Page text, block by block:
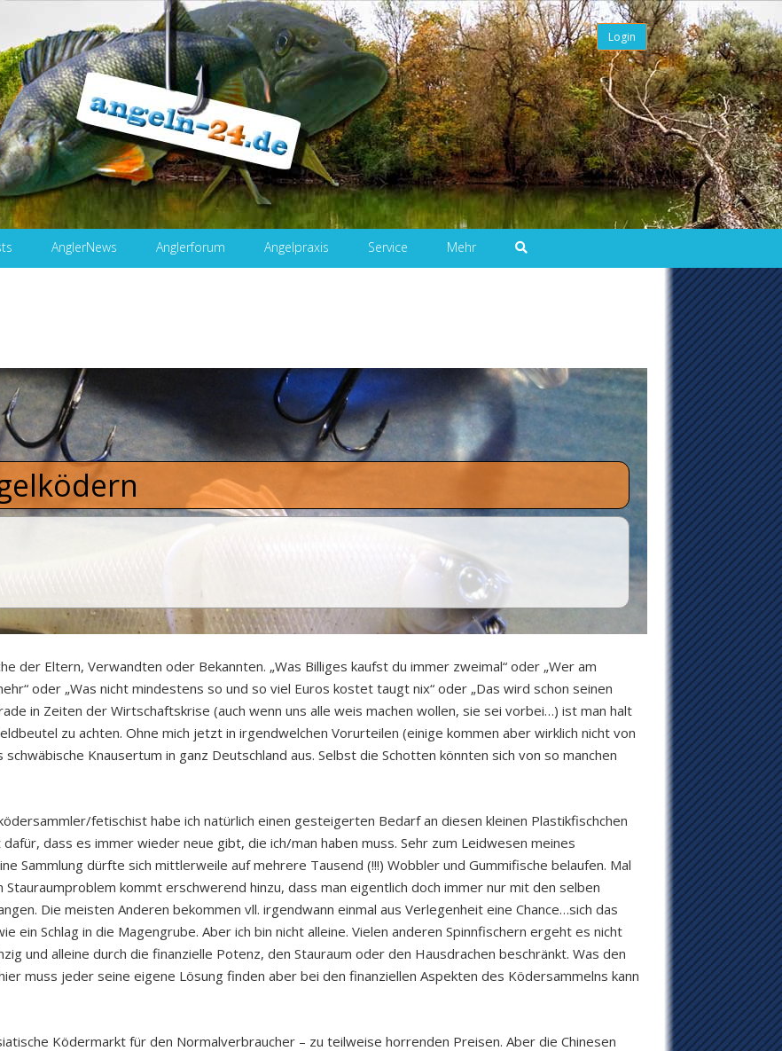
Login
AnglerNews Anglerforum Angelpraxis Service Mehr
der Eltern, Verwandten oder Bekannten. „Was Billiges kaufst du immer zweimal“ oder „Wer am
oder „Was nicht mindestens so und so viel Euros kostet taugt nix“ oder „Das wird schon seinen
in Zeiten der Wirtschaftskrise (auch wenn uns alle weis machen wollen, sie sei vorbei…) ist man halt
zu achten. Ohne mich jetzt in irgendwelchen Vorurteilen (einige kommen aber wirklich nicht von
Knausertum in ganz Deutschland aus. Selbst die Schotten könnten sich von so manchen
fetischist habe ich natürlich einen gesteigerten Bedarf an diesen kleinen Plastikfischchen
dass es immer wieder neue gibt, die ich/man haben muss. Sehr zum Leidwesen meines
Sammlung dürfte sich mittlerweile auf mehrere Tausend (!!!) Wobbler und Gummifische belaufen. Mal
kommt erschwerend hinzu, dass man eigentlich doch immer nur mit den selben
Die meisten Anderen bekommen vll. irgendwann einmal aus Verlegenheit eine Chance…sich das
ein Schlag in die Magengrube. Aber ich bin nicht alleine. Vielen anderen Spinnfischern ergeht es nicht
und alleine durch die finanzielle Potenz, den Stauraum oder den Hausdrachen beschränkt. Was den
muss jeder seine eigene Lösung finden aber bei den finanziellen Aspekten des Ködersammelns kann
Ködermarkt für den Normalverbraucher – zu teilweise horrenden Preisen. Aber die Chinesen